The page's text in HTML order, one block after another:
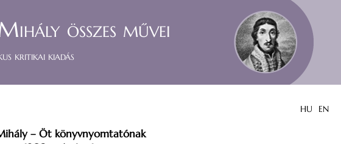
összes művei
kritikai kiadás
HU EN
– Öt könyvnyomtatónak